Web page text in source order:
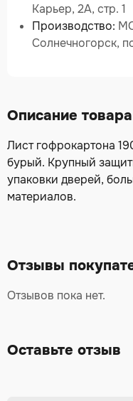
Карьер, 2А, стр. 1
Производство:
Солнечногорск,
Описание товара
Лист гофрокартона
бурый. Крупный
упаковки дверей,
материалов.
Отзывы
Отзывов пока нет.
Оставьте отзыв